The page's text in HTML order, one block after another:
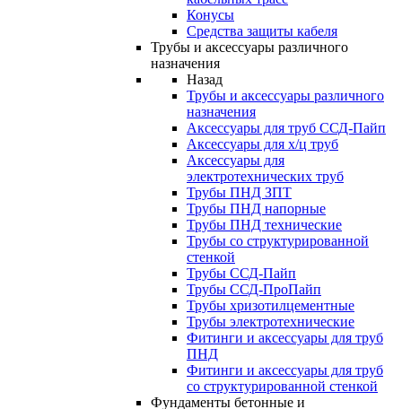
Конусы
Средства защиты кабеля
Трубы и аксессуары различного
назначения
Назад
Трубы и аксессуары различного
назначения
Аксессуары для труб ССД-Пайп
Аксессуары для х/ц труб
Аксессуары для
электротехнических труб
Трубы ПНД ЗПТ
Трубы ПНД напорные
Трубы ПНД технические
Трубы со структурированной
стенкой
Трубы ССД-Пайп
Трубы ССД-ПроПайп
Трубы хризотилцементные
Трубы электротехнические
Фитинги и аксессуары для труб
ПНД
Фитинги и аксессуары для труб
со структурированной стенкой
Фундаменты бетонные и